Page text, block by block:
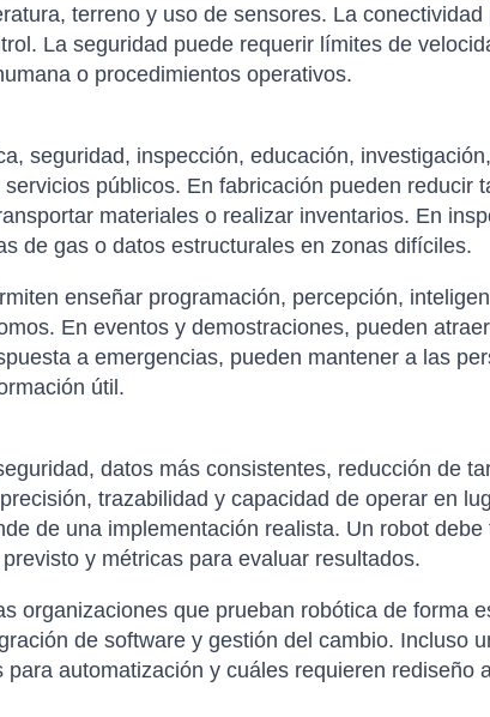
terreno y uso de sensores. La
La seguridad puede requerir límites de
o procedimientos operativos.
seguridad, inspección, educación,
públicos. En fabricación pueden reducir
materiales o realizar inventarios. En
de gas o datos estructurales en zonas difíciles.
enseñar programación, percepción,
En eventos y demostraciones, pueden
a emergencias, pueden mantener a las
útil.
datos más consistentes, reducción de
trazabilidad y capacidad de operar en
de una implementación realista. Un robot debe
y métricas para evaluar resultados.
organizaciones que prueban robótica de forma
de software y gestión del cambio. Incluso
automatización y cuáles requieren rediseño